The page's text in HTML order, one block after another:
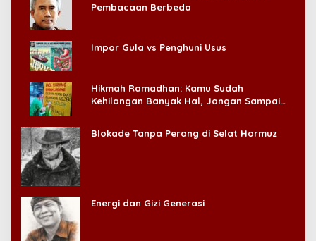
Pembacaan Berbeda
Impor Gula vs Penghuni Usus
Hikmah Ramadhan: Kamu Sudah
Kehilangan Banyak Hal, Jangan Sampai
Blokade Tanpa Perang di Selat Hormuz
Energi dan Gizi Generasi